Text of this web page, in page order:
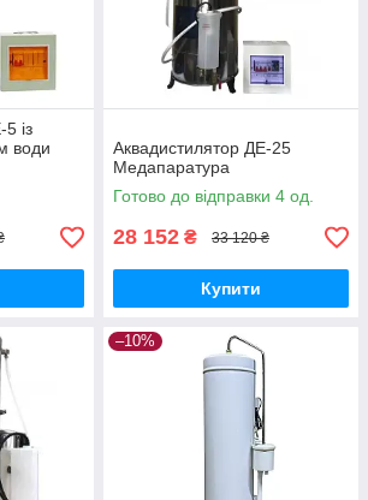
із
води
Аквадистилятор ДЕ-25
Медапаратура
Готово до відправки 4 од.
28 152 ₴ 33 120 ₴
Купити
–10%